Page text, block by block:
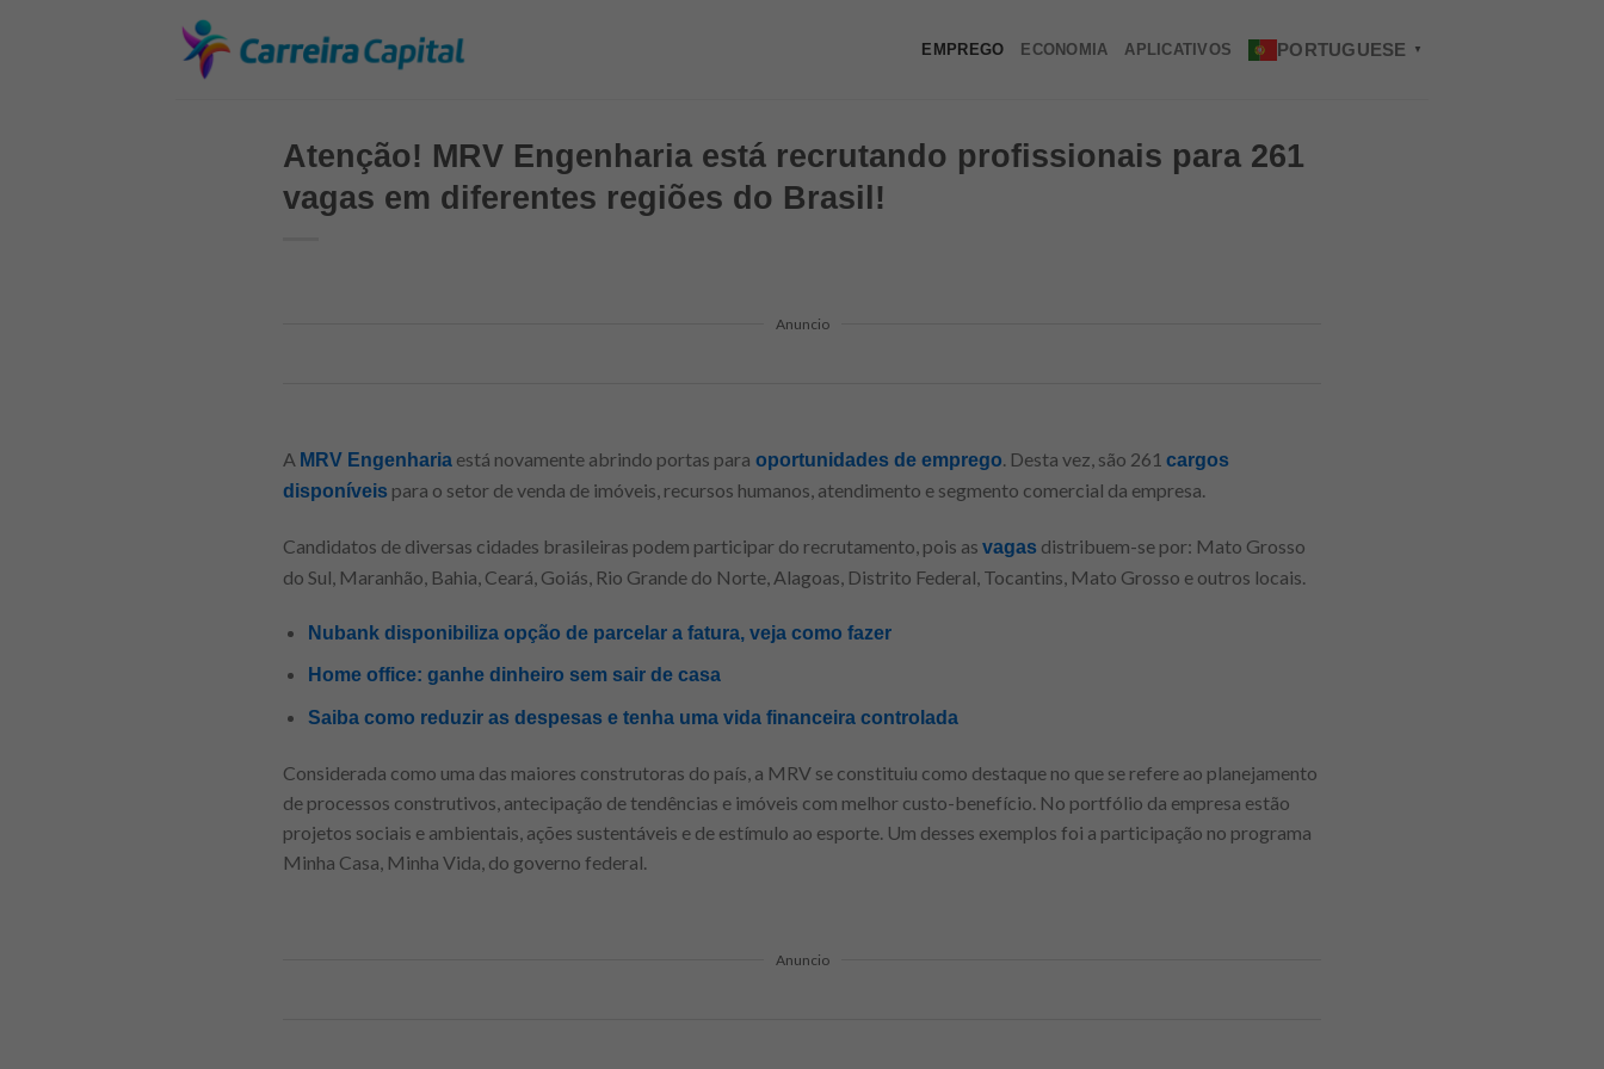
EMPREGO ECONOMIA APLICATIVOS PORTUGUESE ▼
Atenção! MRV Engenharia está recrutando profissionais para 261
vagas em diferentes regiões do Brasil!
Anuncio
A MRV Engenharia está novamente abrindo portas para oportunidades de emprego. Desta vez, são 261 cargos
disponíveis para o setor de venda de imóveis, recursos humanos, atendimento e segmento comercial da empresa.
Candidatos de diversas cidades brasileiras podem participar do recrutamento, pois as vagas distribuem-se por: Mato Grosso
do Sul, Maranhão, Bahia, Ceará, Goiás, Rio Grande do Norte, Alagoas, Distrito Federal, Tocantins, Mato Grosso e outros locais.
Nubank disponibiliza opção de parcelar a fatura, veja como fazer
Home office: ganhe dinheiro sem sair de casa
Saiba como reduzir as despesas e tenha uma vida financeira controlada
Considerada como uma das maiores construtoras do país, a MRV se constituiu como destaque no que se refere ao planejamento
de processos construtivos, antecipação de tendências e imóveis com melhor custo-benefício. No portfólio da empresa estão
projetos sociais e ambientais, ações sustentáveis e de estímulo ao esporte. Um desses exemplos foi a participação no programa
Minha Casa, Minha Vida, do governo federal.
Anuncio